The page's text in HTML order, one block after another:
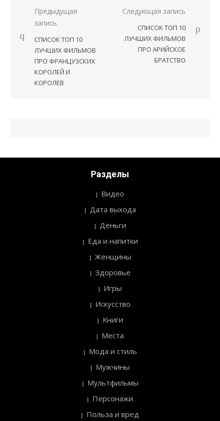
Навигация
по
записям
Предыдущая
запись
СПИСОК ТОП 10
ЛУЧШИХ ФИЛЬМОВ
ПРО ФРАНЦУЗСКИХ
КОРОЛЕЙ И
КОРОЛЕВ
Следующая запись
СПИСОК ТОП 10
ЛУЧШИХ ФИЛЬМОВ
ПРО АРИЙСКОЕ
БРАТСТВО
Разделы
Видео
Дата выхода
Деньги
Еда и напитки
Женщины
Здоровье
Игры
Искусство
Книги
Места
Мода и стиль
Мужчины
Мультфильмы
Персонажи
Польза и вред